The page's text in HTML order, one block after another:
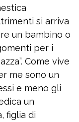
si arriva
un bambino o
per i
Come vive
me sono un
e meno gli
un
figlia di